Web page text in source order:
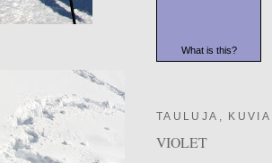
What is this?
TAULUJA,
VIOLET